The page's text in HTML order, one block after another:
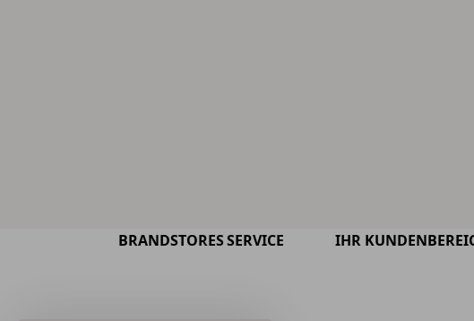
BRANDSTORESSERVICE IHR